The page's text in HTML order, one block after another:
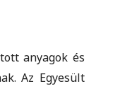
anyagok és
Az Egyesült